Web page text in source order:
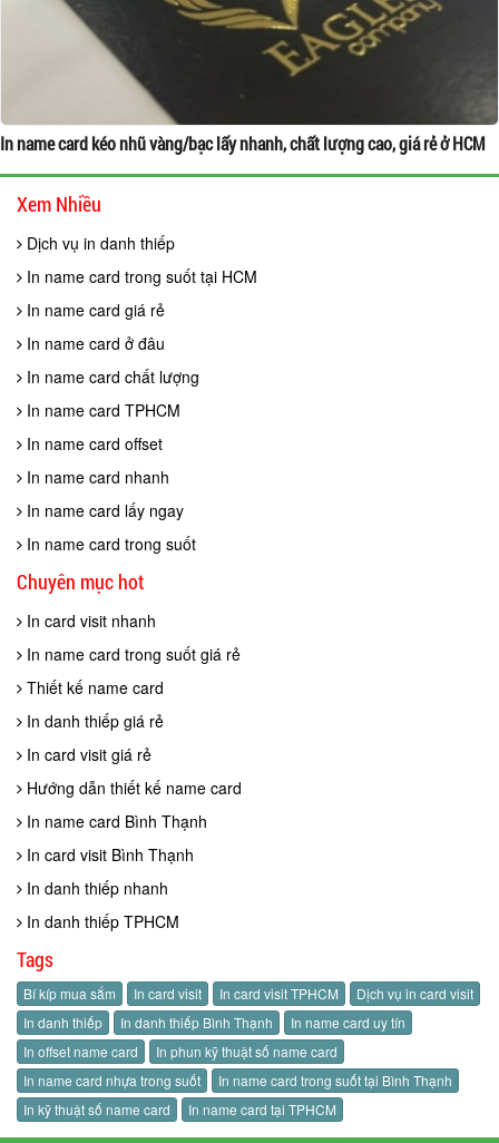
In name card kéo nhũ vàng/bạc lấy nhanh, chất lượng cao, giá rẻ ở HCM
Xem Nhiều
Dịch vụ in danh thiếp
In name card trong suốt tại HCM
In name card giá rẻ
In name card ở đâu
In name card chất lượng
In name card TPHCM
In name card offset
In name card nhanh
In name card lấy ngay
In name card trong suốt
Chuyên mục hot
In card visit nhanh
In name card trong suốt giá rẻ
Thiết kế name card
In danh thiếp giá rẻ
In card visit giá rẻ
Hướng dẫn thiết kế name card
In name card Bình Thạnh
In card visit Bình Thạnh
In danh thiếp nhanh
In danh thiếp TPHCM
Tags
Bí kíp mua sắm In card visit In card visit TPHCM
Dịch vụ in card visit
In danh thiếp
In danh thiếp Bình Thạnh
In name card uy tín
In offset name card
In phun kỹ thuật số name card
In name card nhựa trong suốt
In name card trong suốt tại Bình Thạnh
In kỹ thuật số name card
In name card tại TPHCM